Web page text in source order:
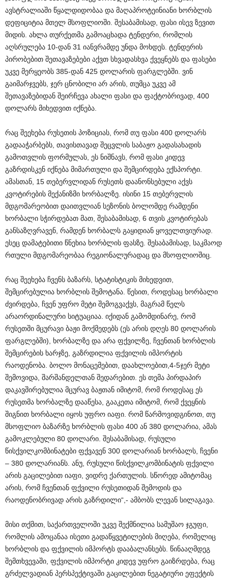
ავსტრალიაში წყალდიდობაა და მაღაპროტეინიანი ხორბლის
დეფიციტია მთელ მსოფლიოში. შესაბამისად, ფასი ისევ ზევით
მიდის. ახლა თურქეთმა გამოაცხადა ტენდერი, რომლის
აღსრულება 10-დან 31 იანვრამდე უნდა მოხდეს. ტენდერის
პირობებით შეთავაზებები აქვთ სხვადასხვა ქვეყნებს და ფასები
უკვე მერყეობს 385-დან 425 დოლარის ფარგლებში. ვინ
გაიმარჯვებს, ჯერ ცნობილი არ არის, თუმცა უკვე ამ
შეთავაზებიდან შეირჩევა ახალი ფასი და ფაქტობრივად, 400
დოლარს მიხედვით იქნება.
რაც შეეხება რუსეთის პოზიციას, რომ თუ ფასი 400 დოლარს
გადააჭარბებს, თავისთავად შეცვლის საბაჟო გადასახადის
გამოთვლის ფორმულას, ეს ნიშნავს, რომ ფასი კიდევ
გაზრდისკენ იქნება მიმართული და შემცირდება ექსპორტი.
ამასთან, 15 თებერვლიდან რუსეთს დაანონსებული აქვს
კვოტირების მექანიზმი ხორბალზე. ისინი 15 თებერვლის
მდგომარეობით დაითვლიან სეზონის ბოლომდე რამდენი
ხორბალი სჭირდებათ მათ, შესაბამისად, 6 თვის კვოტირებას
განსაზღვრავენ, რამდენ ხორბალს გაყიდიან ყოველთვიურად.
ესეც დამატებითი წნეხია ხორბლის ფასზე. შესაბამისად, საკმაოდ
რთული მდგომარეობაა რეგიონალურადაც და მსოფლიოშიც.
რაც შეეხება ჩვენს ბაზარს, სტატისტიკის მიხედვით,
შემცირებულია ხორბლის შემოტანა. წესით, როდესაც ხორბალი
ძვირდება, ჩვენ უფრო მეტი შემოგვაქვს, მაგრამ წელს
არაორდინალური სიტუაციაა. იქიდან გამომდინარე, რომ
რუსეთში მცურავი ბაჟი მოქმედებს (ეს არის დღეს 80 დოლარის
ფარგლებში), ხორბალზე და არა ფქვილზე, ჩვენთან ხორბლის
შემცირების ხარჯზე, გაზრდილია ფქვილის იმპორტის
რაოდენობა. ბოლო მონაცემებით, დაახლოებით,4-5ჯერ მეტი
შემოვიდა, შარშანდელთან შედარებით. ეს თემა პირდაპირ
დაკავშირებულია მცურავ ბაჟთან იმიტომ, რომ როდესაც ეს
რუსეთმა ხორბალზე დააწესა, გააკეთა იმიტომ, რომ ქვეყნის
შიგნით ხორბალი იყოს უფრო იაფი. რომ წარმოვიდგინოთ, თუ
მსოფლიო ბაზარზე ხორბლის ფასი 400 ან 380 დოლარია, ამას
გამოკლებული 80 დოლარი. შესაბამისად, რუსული
წისქვილკომბინატები ფქვავენ 300 დოლარიან ხორბალს, ჩვენი
– 380 დოლარიანს. ანუ, რუსული წისქვილკომბინატის ფქვილი
არის გაცილებით იაფი, ვიდრე ქართულის. სწორედ ამიტომაც
არის, რომ ჩვენთან ფქვილი რუსეთიდან შემოდის და
რაოდენობრივად არის გაზრდილი“,- ამბობს ლევან სილაგავა.
მისი თქმით, საქართველოში უკვე შექმნილია სამუშაო ჯგუფი,
რომლის ამოცანაა ისეთი გადაწყვეტილების მიღება, რომელიც
ხორბლის და ფქვილის იმპორტს დააბალანსებს. წინააღმდეგ
შემთხვევაში, ფქვილის იმპორტი კიდევ უფრო გაიზრდება, რაც
გრძელვადიან პერსპექტივაში გაცილებით ნეგატიური ეფექტის